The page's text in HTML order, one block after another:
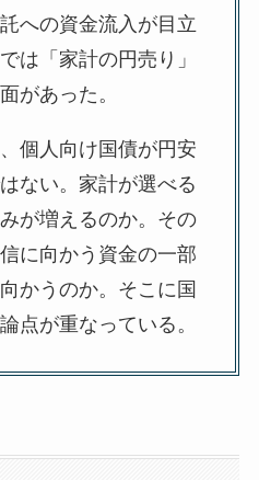
への資金流入が目立
は「家計の円売り」
があった。
個人向け国債が円安
ない。家計が選べる
が増えるのか。その
に向かう資金の一部
かうのか。そこに国
点が重なっている。